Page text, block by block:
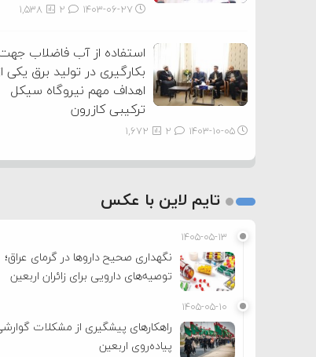
۱۴۰۳-۰۶-۲۷ 1,538
استفاده از آب فاضلاب
بکارگیری در تولید برق یکی
اهداف مهم نیروگاه سیکل
ترکیبی کازرون
۱۴۰۳-۱۰-۰۵ 1,672
تایم لاین با عکس
۱۴۰۵-۰۵-۱۳
نگهداری صحیح داروها در گرمای عراق؛
توصیه‌های دارویی برای زائران اربعین
۱۴۰۵-۰۵-۱۰
راهکارهای پیشگیری از مشکلات
پیاده‌روی اربعین